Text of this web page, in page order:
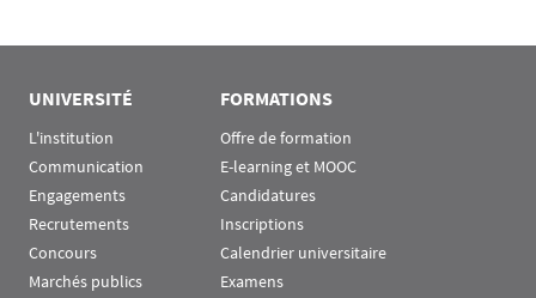
UNIVERSITÉ
L'institution
Communication
Engagements
Recrutements
Concours
Marchés publics
FORMATIONS
Offre de formation
E-learning et MOOC
Candidatures
Inscriptions
Calendrier universitaire
Examens